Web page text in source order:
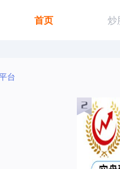
首页 炒
台